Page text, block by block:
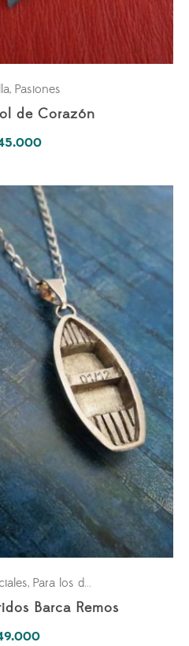
, Pasiones
de Corazón
, Para los dos
Barca Remos